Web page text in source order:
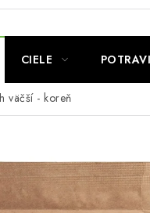
CIELE
väčší - koreň